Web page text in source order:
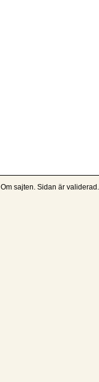
Om sajten. Sidan är validerad